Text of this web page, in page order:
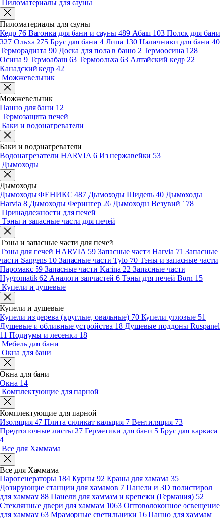
Пиломатериалы для сауны
Пиломатериалы для сауны
Кедр 76 Вагонка для бани и сауны 489 Абаш 103 Полок для бани
327 Ольха 275 Брус для бани 4 Липа 130 Наличники для бани 40
Терморадиата 90 Доска для пола в баню 2 Термоосина 128
Осина 9 Термоабаш 63 Термоольха 63 Алтайский кедр 22
Канадский кедр 42
Можжевельник
Можжевельник
Панно для бани 12
Термозащита печей
Баки и водонагреватели
Баки и водонагреватели
Водонагреватели HARVIA 6 Из нержавейки 53
Дымоходы
Дымоходы
Дымоходы ФЕНИКС 487 Дымоходы Шидель 40 Дымоходы
Harvia 8 Дымоходы Ферингер 26 Дымоходы Везувий 178
Принадлежности для печей
Тэны и запасные части для печей
Тэны и запасные части для печей
Тэны для печей HARVIA 59 Запасные части Harvia 71 Запасные
части Sangens 10 Запасные части Tylo 70 Тэны и запасные части
Паромакс 59 Запасные части Karina 22 Запасные части
Hygromatik 62 Аналоги запчастей 6 Тэны для печей Born 15
Купели и душевые
Купели и душевые
Купели из дерева (круглые, овальные) 70 Купели угловые 51
Душевые и обливные устройства 18 Душевые поддоны Ruspanel
11 Подиумы и лесенки 18
Мебель для бани
Окна для бани
Окна для бани
Окна 14
Комплектующие для парной
Комплектующие для парной
Изоляция 47 Плита силикат кальция 7 Вентиляция 73
Предтопочные листы 27 Герметики для бани 5 Брус для каркаса
4
Все для Хаммама
Все для Хаммама
Парогенераторы 184 Курны 92 Краны для хамама 35
Дозирующие станции для хамамов 7 Панели и 3D полистирол
для хаммам 88 Панели для хаммам и крепежи (Германия) 52
Стеклянные двери для хаммам 1063 Оптоволоконное освещение
для хаммам 63 Мраморные светильники 16 Панно для хаммам